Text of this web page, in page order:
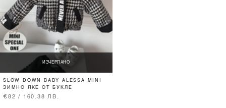
ИЗЧЕРПАНО
SLOW DOWN BABY ALESSA MINI
ЗИМНО ЯКЕ ОТ БУКЛЕ
€82 / 160.38 ЛВ.